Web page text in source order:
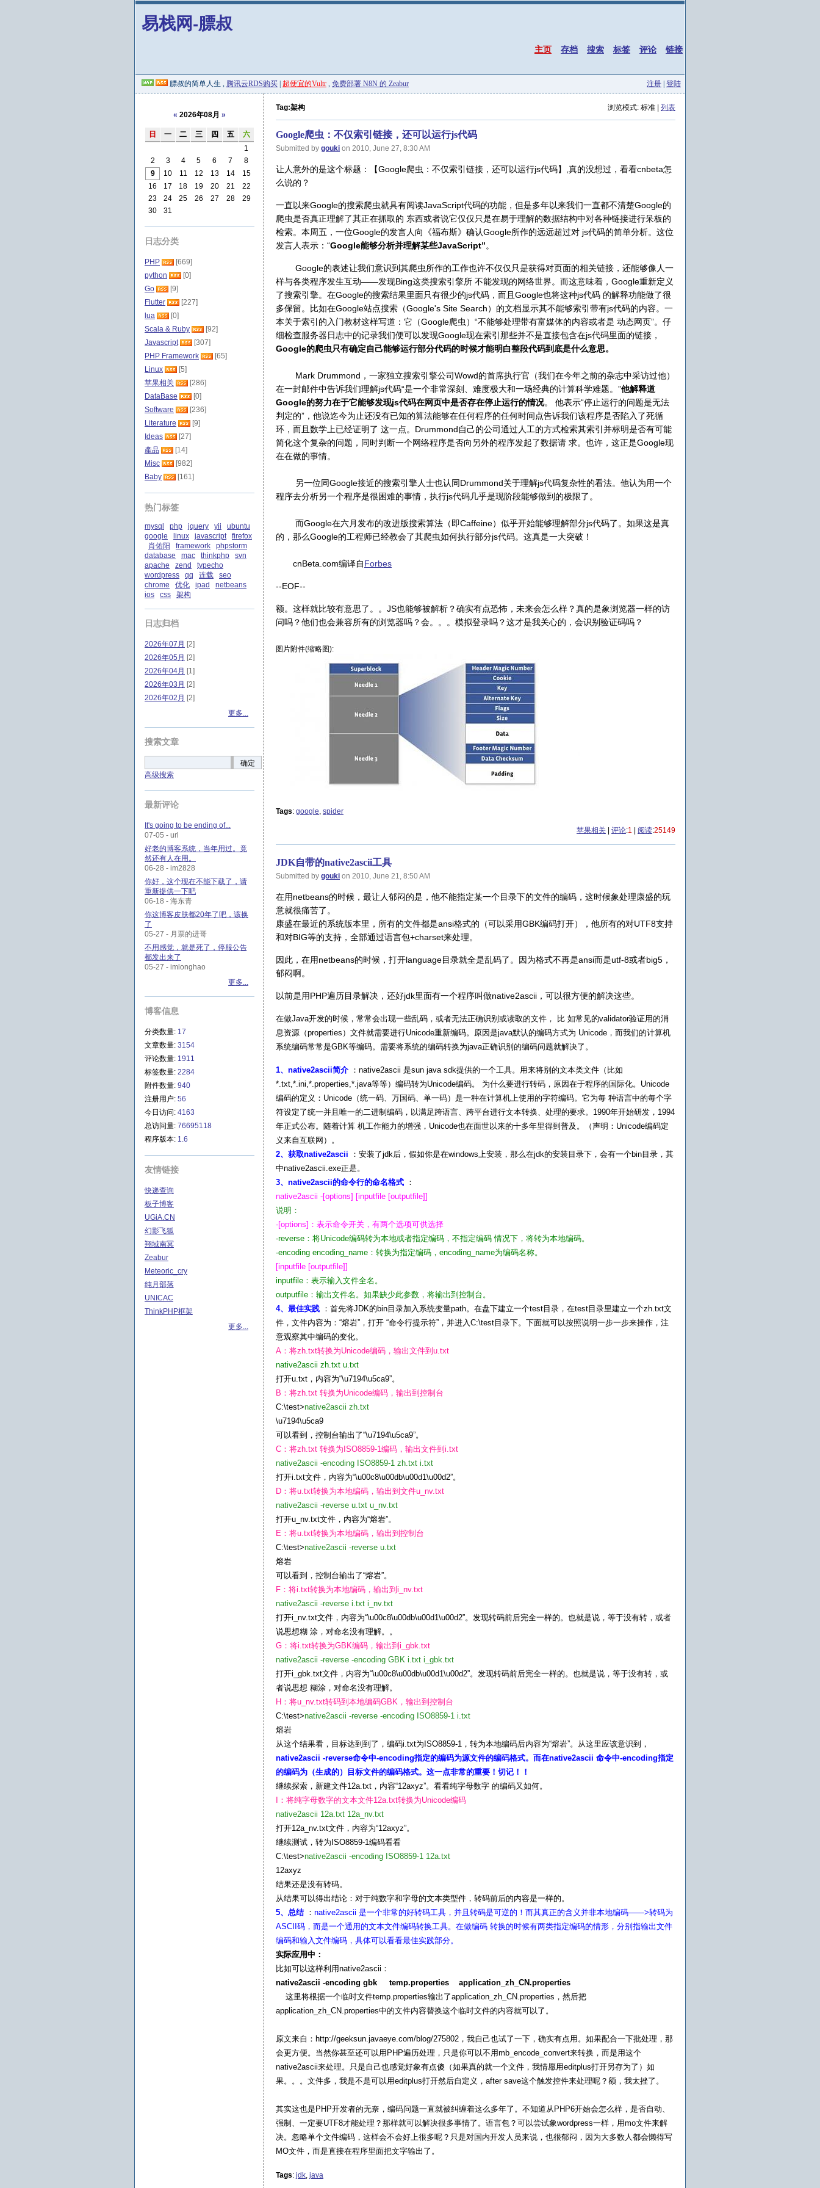
易栈网-膘叔
主页 存档 搜索 标签 评论 链接
膘叔的简单人生 , 腾讯云RDS购买 超便宜的Vultr , 免费部署 N8N 的 Zeabur 注册 登陆
浏览模式: 标准 | 列表
Tag:架构
Google爬虫：不仅索引链接，还可以运行js代码
Submitted by gouki on 2010, June 27, 8:30 AM
让人意外的是这个标题：【Google爬虫：不仅索引链接，还可以运行js代码】,真的没想过，看看cnbeta怎
么说的？
一直以来Google的搜索爬虫就具有阅读JavaScript代码的功能，但是多年以来我们一直都不清楚Google的
爬虫是否真正理解了其正在抓取的 东西或者说它仅仅只是在易于理解的数据结构中对各种链接进行呆板的
检索。本周五，一位Google的发言人向《福布斯》确认Google所作的远远超过对 js代码的简单分析。这位
发言人表示：“Google能够分析并理解某些JavaScript”。
Google的表述让我们意识到其爬虫所作的工作也许不仅仅只是获得对页面的相关链接，还能够像人一
样与各类程序发生互动——发现Bing这类搜索引擎所 不能发现的网络世界。而这意味着，Google重新定义
了搜索引擎。在Google的搜索结果里面只有很少的js代码，而且Google也将这种js代码 的解释功能做了很
多保留。比如在Google站点搜索（Google's Site Search）的文档显示其不能够索引带有js代码的内容。一
本关于索引的入门教材这样写道：它（Google爬虫）“不能够处理带有富媒体的内容或者是 动态网页”。仔
细检查服务器日志中的记录我们便可以发现Google现在索引那些并不是直接包含在js代码里面的链接，
Google的爬虫只有确定自己能够运行部分代码的时候才能明白整段代码到底是什么意思。
Mark Drummond，一家独立搜索引擎公司Wowd的首席执行官（我们在今年之前的杂志中采访过他）
在一封邮件中告诉我们理解js代码“是一个非常深刻、难度极大和一场经典的计算科学难题。”他解释道
Google的努力在于它能够发现js代码在网页中是否存在停止运行的情况。 他表示“停止运行的问题是无法
判定的”，他说迄今为止还没有已知的算法能够在任何程序的任何时间点告诉我们该程序是否陷入了死循
环，而且数学上已经证明了 这一点。Drummond自己的公司通过人工的方式检索其索引并标明是否有可能
简化这个复杂的问题，同时判断一个网络程序是否向另外的程序发起了数据请 求。也许，这正是Google现
在在做的事情。
另一位同Google接近的搜索引擎人士也认同Drummond关于理解js代码复杂性的看法。他认为用一个
程序去分析另一个程序是很困难的事情，执行js代码几乎是现阶段能够做到的极限了。
而Google在六月发布的改进版搜索算法（即Caffeine）似乎开始能够理解部分js代码了。如果这是真
的，那么Google的工程师已经教会了其爬虫如何执行部分js代码。这真是一大突破！
cnBeta.com编译自Forbes
--EOF--
额。这样就比较有意思了。。JS也能够被解析？确实有点恐怖，未来会怎么样？真的是象浏览器一样的访
问吗？他们也会兼容所有的浏览器吗？会。。。模拟登录吗？这才是我关心的，会识别验证码吗？
图片附件(缩略图):
Tags: google, spider
苹果相关 评论:1 阅读:25149
JDK自带的native2ascii工具
Submitted by gouki on 2010, June 21, 8:50 AM
在用netbeans的时候，最让人郁闷的是，他不能指定某一个目录下的文件的编码，这时候象处理康盛的玩
意就很痛苦了。
康盛在最近的系统版本里，所有的文件都是ansi格式的（可以采用GBK编码打开），他所有的对UTF8支持
和对BIG等的支持，全部通过语言包+charset来处理。
因此，在用netbeans的时候，打开language目录就全是乱码了。因为格式不再是ansi而是utf-8或者big5，
郁闷啊。
以前是用PHP遍历目录解决，还好jdk里面有一个程序叫做native2ascii，可以很方便的解决这些。
在做Java开发的时候，常常会出现一些乱码，或者无法正确识别或读取的文件， 比 如常见的validator验证用的消
息资源（properties）文件就需要进行Unicode重新编码。原因是java默认的编码方式为 Unicode，而我们的计算机
系统编码常常是GBK等编码。需要将系统的编码转换为java正确识别的编码问题就解决了。
1、native2ascii简介 ：native2ascii 是sun java sdk提供的一个工具。用来将别的文本类文件（比如
*.txt,*.ini,*.properties,*.java等等）编码转为Unicode编码。 为什么要进行转码，原因在于程序的国际化。Unicode
编码的定义：Unicode（统一码、万国码、单一码）是一种在计算机上使用的字符编码。它为每 种语言中的每个字
符设定了统一并且唯一的二进制编码，以满足跨语言、跨平台进行文本转换、处理的要求。1990年开始研发，1994
年正式公布。随着计算 机工作能力的增强，Unicode也在面世以来的十多年里得到普及。（声明：Unicode编码定
义来自互联网）。
2、获取native2ascii
：安装了jdk后，假如你是在windows上安装，那么在jdk的安装目录下，会有一个bin目录，其
中native2ascii.exe正是。
3、native2ascii的命令行的命名格式 ：
native2ascii -[options] [inputfile [outputfile]]
说明：
-[options]：表示命令开关，有两个选项可供选择
-reverse：将Unicode编码转为本地或者指定编码，不指定编码 情况下，将转为本地编码。
-encoding encoding_name：转换为指定编码，encoding_name为编码名称。
[inputfile [outputfile]]
inputfile：表示输入文件全名。
outputfile：输出文件名。如果缺少此参数，将输出到控制台。
4、最佳实践 ：首先将JDK的bin目录加入系统变量path。在盘下建立一个test目录，在test目录里建立一个zh.txt文
件，文件内容为：“熔岩”，打开 “命令行提示符”，并进入C:\test目录下。下面就可以按照说明一步一步来操作，注
意观察其中编码的变化。
A：将zh.txt转换为Unicode编码，输出文件到u.txt
native2ascii zh.txt u.txt
打开u.txt，内容为“\u7194\u5ca9”。
B：将zh.txt 转换为Unicode编码，输出到控制台
C:\test>native2ascii zh.txt
\u7194\u5ca9
可以看到，控制台输出了“\u7194\u5ca9”。
C：将zh.txt 转换为ISO8859-1编码，输出文件到i.txt
native2ascii -encoding ISO8859-1 zh.txt i.txt
打开i.txt文件，内容为“\u00c8\u00db\u00d1\u00d2”。
D：将u.txt转换为本地编码，输出到文件u_nv.txt
native2ascii -reverse u.txt u_nv.txt
打开u_nv.txt文件，内容为“熔岩”。
E：将u.txt转换为本地编码，输出到控制台
C:\test>native2ascii -reverse u.txt
熔岩
可以看到，控制台输出了“熔岩”。
F：将i.txt转换为本地编码，输出到i_nv.txt
native2ascii -reverse i.txt i_nv.txt
打开i_nv.txt文件，内容为“\u00c8\u00db\u00d1\u00d2”。发现转码前后完全一样的。也就是说，等于没有转，或者
说思想糊 涂，对命名没有理解。。
G：将i.txt转换为GBK编码，输出到i_gbk.txt
native2ascii -reverse -encoding GBK i.txt i_gbk.txt
打开i_gbk.txt文件，内容为“\u00c8\u00db\u00d1\u00d2”。发现转码前后完全一样的。也就是说，等于没有转，或
者说思想 糊涂，对命名没有理解。
H：将u_nv.txt转码到本地编码GBK，输出到控制台
C:\test>native2ascii -reverse -encoding ISO8859-1 i.txt
熔岩
从这个结果看，目标达到到了，编码i.txt为ISO8859-1，转为本地编码后内容为“熔岩”。从这里应该意识到，
native2ascii -reverse命令中-encoding指定的编码为源文件的编码格式。而在native2ascii 命令中-encoding指定
的编码为（生成的）目标文件的编码格式。这一点非常的重要！切记！！
继续探索，新建文件12a.txt，内容“12axyz”。看看纯字母数字 的编码又如何。
I：将纯字母数字的文本文件12a.txt转换为Unicode编码
native2ascii 12a.txt 12a_nv.txt
打开12a_nv.txt文件，内容为“12axyz”。
继续测试，转为ISO8859-1编码看看
C:\test>native2ascii -encoding ISO8859-1 12a.txt
12axyz
结果还是没有转码。
从结果可以得出结论：对于纯数字和字母的文本类型件，转码前后的内容是一样的。
5、总结 ： native2ascii 是一个非常的好转码工具，并且转码是可逆的！而其真正的含义并非本地编码——>转码为
ASCII码，而是一个通用的文本文件编码转换工具。在做编码 转换的时候有两类指定编码的情形，分别指输出文件
编码和输入文件编码，具体可以看看最佳实践部分。
实际应用中：
比如可以这样利用native2ascii：
native2ascii -encoding gbk temp.properties application_zh_CN.properties
这里将根据一个临时文件temp.properties输出了application_zh_CN.properties，然后把
application_zh_CN.properties中的文件内容替换这个临时文件的内容就可以了。
原文来自：http://geeksun.javaeye.com/blog/275802，我自己也试了一下，确实有点用。如果配合一下批处理，那
会更方便。当然你甚至还可以用PHP遍历处理，只是你可以不用mb_encode_convert来转换，而是用这个
native2ascii来处理。只是自己也感觉好象有点傻（如果真的就一个文件，我情愿用editplus打开另存为了）如
果。。。文件多，我是不是可以用editplus打开然后自定义，after save这个触发控件来处理呢？额，我太挫了。
其实这也是PHP开发者的无奈，编码问题一直就被纠缠着这么多年了。不知道从PHP6开始会怎么样，是否自动、
强制、一定要UTF8才能处理？那样就可以解决很多事情了。语言包？可以尝试象wordpress一样，用mo文件来解
决。忽略单个文件编码，这样会不会好上很多呢？只是对国内开发人员来说，也很郁闷，因为大多数人都会懒得写
MO文件，而是直接在程序里面把文字输出了。
Tags: jdk, java
« 2026年08月 »
日 一 二 三 四 五
六
1
2
3 4 5 6 7
8
9
10 11 12 13 14
15
16
17 18 19 20 21
22
23
24 25 26 27 28
29
30
31
日志分类
PHP
[669]
python
[0]
Go
[9]
Flutter
[227]
lua
[0]
Scala & Ruby
[92]
Javascript
[307]
PHP Framework
[65]
Linux
[5]
苹果相关
[286]
DataBase
[0]
Software
[236]
Literature
[9]
Ideas
[27]
產品
[14]
Misc
[982]
Baby
[161]
热门标签
mysql php jquery yii
ubuntu
google
linux javascript
firefox
肖佑阳
framework
phpstorm
database
mac thinkphp
svn
apache
zend
typecho
wordpress
qq 连载
seo
chrome
优化 ipad
netbeans
ios
css 架构
日志归档
2026年07月 [2]
2026年05月 [2]
2026年04月 [1]
2026年03月 [2]
2026年02月 [2]
更多...
搜索文章
确定
高级搜索
最新评论
It's going to be ending of...
07-05 - url
好老的博客系统，当年用过。竟
然还有人在用。
06-28 - im2828
你好，这个现在不能下载了，请
重新提供一下吧
06-18 - 海东青
你这博客皮肤都20年了吧，该换
了
05-27 - 月票的进哥
不用感觉，就是死了，停服公告
都发出来了
05-27 - imlonghao
更多...
博客信息
分类数量: 17
文章数量: 3154
评论数量: 1911
标签数量: 2284
附件数量: 940
注册用户: 56
今日访问: 4163
总访问量: 76695118
程序版本: 1.6
友情链接
快递查询
板子博客
UGiA.CN
幻影飞狐
翔域南冥
Zeabur
Meteoric_cry
纯月部落
UNICAC
ThinkPHP框架
更多...